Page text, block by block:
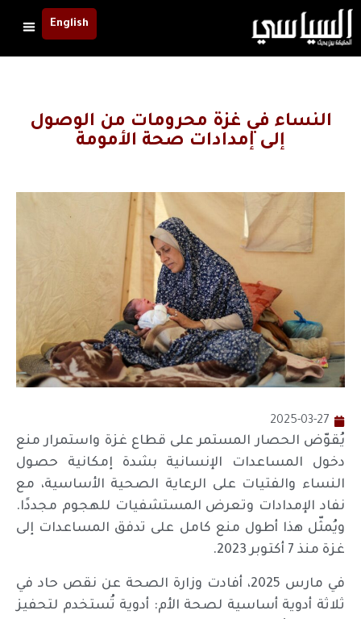
English
النساء في غزة محرومات من الوصول
إلى إمدادات صحة الأمومة
2025-03-27
يُقوّض الحصار المستمر على قطاع غزة واستمرار منع
دخول المساعدات الإنسانية بشدة إمكانية حصول
النساء والفتيات على الرعاية الصحية الأساسية، مع
نفاد الإمدادات وتعرض المستشفيات للهجوم مجددًا.
ويُمثّل هذا أطول منع كامل على تدفق المساعدات إلى
غزة منذ 7 أكتوبر 2023.
في مارس 2025، أفادت وزارة الصحة عن نقص حاد في
ثلاثة أدوية أساسية لصحة الأم: أدوية تُستخدم لتحفيز